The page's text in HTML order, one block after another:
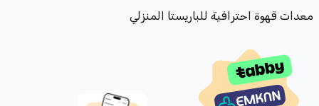
معدات قهوة احترافية للباريستا المنزلي